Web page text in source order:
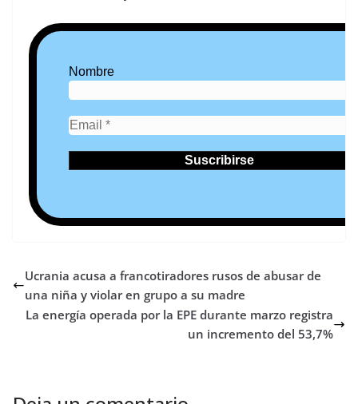
Nombre
Ucrania acusa a francotiradores rusos de abusar de
una niña y violar en grupo a su madre
La energía operada por la EPE durante marzo registra
un incremento del 53,7%